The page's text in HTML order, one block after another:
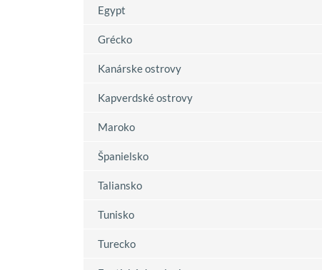
Egypt
Grécko
Kanárske ostrovy
Kapverdské ostrovy
Maroko
Španielsko
Taliansko
Tunisko
Turecko